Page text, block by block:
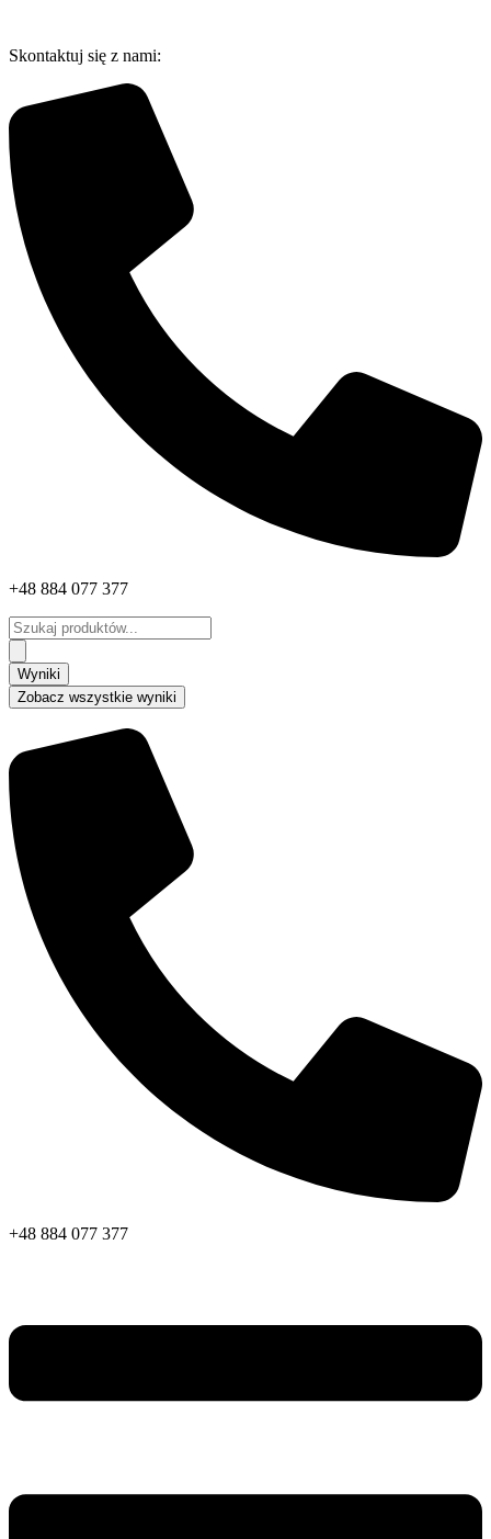
treści
Skontaktuj się z nami:
+48 884 077 377
Search
...
Wyniki
Zobacz wszystkie wyniki
+48 884 077 377